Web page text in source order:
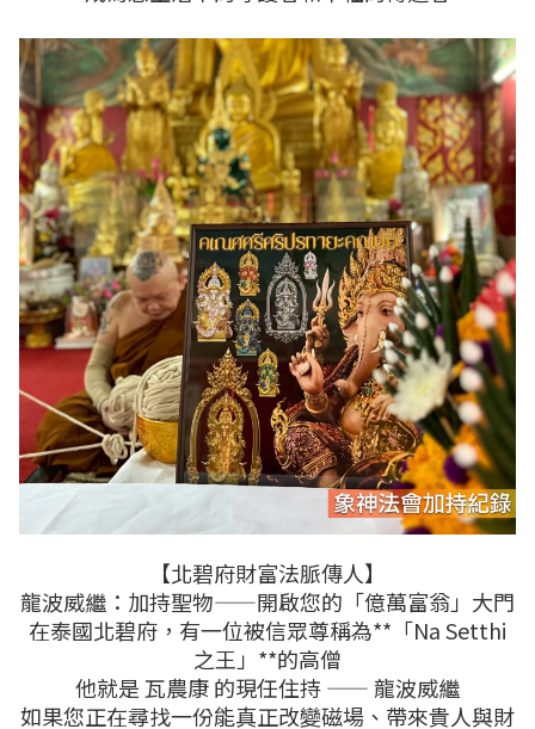
【北碧府財富法脈傳人】
龍波威繼：加持聖物——開啟您的「億萬富翁」大門
在泰國北碧府，有一位被信眾尊稱為**「Na Setthi
之王」**的高僧
他就是 瓦農康 的現任住持 —— 龍波威繼
如果您正在尋找一份能真正改變磁場、帶來貴人與財